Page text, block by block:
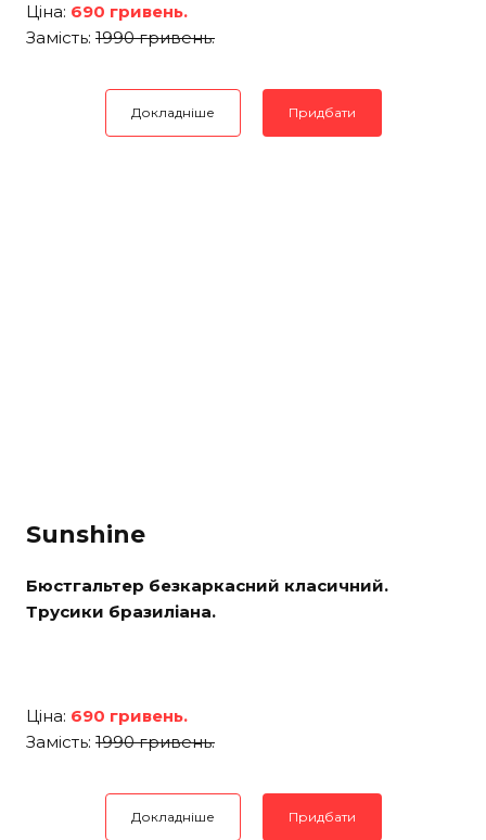
Ціна: 690 гривень.
Замість: 1990 гривень.
Докладніше Придбати
Sunshine
Бюстгальтер безкаркасний класичний.
Трусики бразиліана.
Ціна: 690 гривень.
Замість: 1990 гривень.
Докладніше Придбати